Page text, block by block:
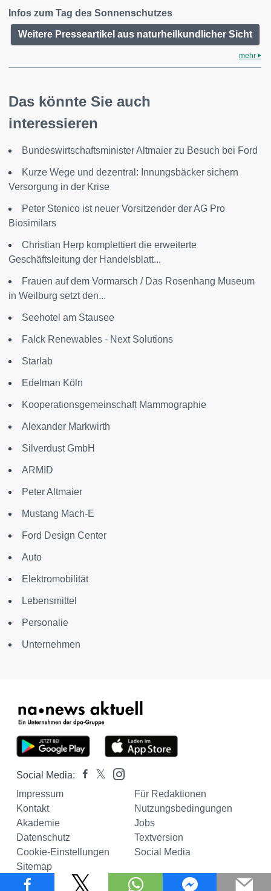
Infos zum Tag des Sonnenschutzes
Weitere Presseartikel aus naturheilkundlicher Sicht
mehr
Das könnte Sie auch
interessieren
Bundeswirtschaftsminister Altmaier zu Besuch bei Ford
Kurze Wege und dezentral: Innungsbäcker sichern
Versorgung in der Krise
Peter Stenico ist neuer Vorsitzender der AG Pro
Biosimilars
Christian Herp komplettiert die erweiterte
Geschäftsleitung der Handelsblatt...
Frauen auf dem Vormarsch / Das Rosenhang Museum
in Weilburg setzt den...
Seehotel am Stausee
Falck Renewables - Next Solutions
Starlab
Edelman Köln
Kooperationsgemeinschaft Mammographie
Alexander Markwirth
Silverdust GmbH
ARMID
Peter Altmaier
Mustang Mach-E
Ford Design Center
Auto
Elektromobilität
Lebensmittel
Personalie
Unternehmen
Social Media:
Impressum
Für Redaktionen
Kontakt
Nutzungsbedingungen
Akademie
Jobs
Datenschutz
Textversion
Cookie-Einstellungen
Social Media
Sitemap